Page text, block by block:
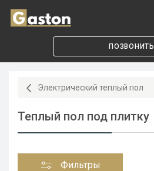
ПОЗВОНИТЬ
Электрический теплый пол
Теплый пол под плитку
Фильтры